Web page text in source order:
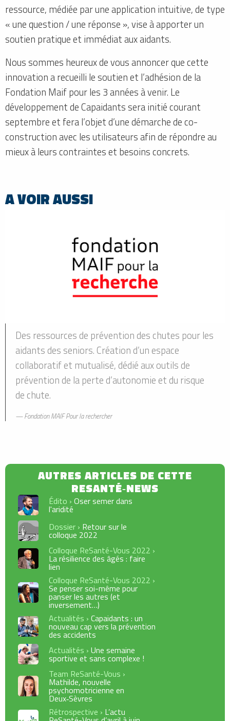
ressource, médiée par une application intuitive, de type
« une question / une réponse », vise à apporter un
soutien pratique et immédiat aux aidants.
Nous sommes heureux de vous annoncer que cette
innovation a recueilli le soutien et l’adhésion de la
Fondation Maif pour les 3 années à venir. Le
développement de Capaidants sera initié courant
septembre et fera l’objet d’une démarche de co-
construction avec les utilisateurs afin de répondre au
mieux à leurs contraintes et besoins concrets.
A VOIR AUSSI
Des ressources de prévention des chutes pour les
aidants des seniors. Création d’un espace
collaboratif et mutualisé, dédié aux outils de
prévention de la perte d’autonomie et du risque
de chute.
Fondation MAIF Pour la rechercher
Édito › Oser semer dans
l'aridité
Dossier › Retour sur le
colloque 2022
Colloque ReSanté-Vous 2022 ›
La résilience des âgés : faire
lien
Colloque ReSanté-Vous 2022 ›
Se penser soi-même pour
panser les autres (et
inversement…)
Actualités › Capaidants : un
nouveau cap vers la prévention
des accidents
Actualités › Une semaine
sportive et sans complexe !
Team ReSanté-Vous ›
Mathilde, nouvelle
psychomotricienne en
Deux‑Sèvres
Rétrospective › L’actu